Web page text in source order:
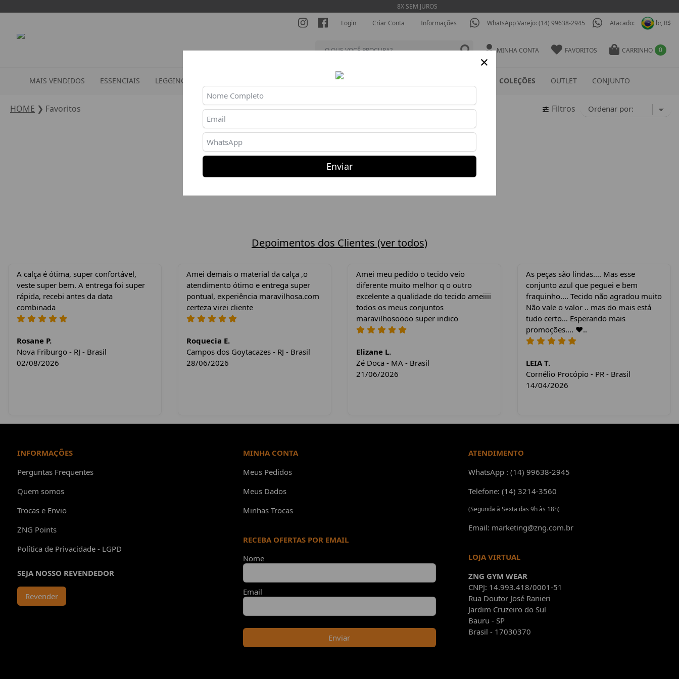
br, R$
Atacado:
WhatsApp Varejo: (14) 99638-2945
Informações
Criar Conta
Login
CARRINHO 0
FAVORITOS
MINHA CONTA
MAIS VENDIDOS ESSENCIAIS LEGGINGS BLUSAS COLEÇÕES OUTLET CONJUNTO
HOME ❯ Favoritos Filtros
Depoimentos dos Clientes (ver todos)
A calça é ótima, super confortável,
veste super bem. A entrega foi super
rápida, recebi antes da data
combinada
Rosane P.
Nova Friburgo - RJ - Brasil
02/08/2026
Amei demais o material da calça ,o
atendimento ótimo e entrega super
pontual, experiência maravilhosa.com
certeza virei cliente
Roquecia E.
Campos dos Goytacazes - RJ - Brasil
28/06/2026
Amei meu pedido o tecido veio
diferente muito melhor q o outro
excelente a qualidade do tecido ameiiii
todos os meus conjuntos
maravilhosoooo super indico
Elizane L.
Zé Doca - MA - Brasil
21/06/2026
As peças são lindas.... Mas esse
conjunto azul que peguei e bem
fraquinho.... Tecido não agradou muito
Não vale o valor .. mas do mais está
tudo certo... Esperando mais
promoções.... ❤️..
LEIA T.
Cornélio Procópio - PR - Brasil
14/04/2026
INFORMAÇÕES
Perguntas Frequentes
Quem somos
Trocas e Envio
ZNG Points
Política de Privacidade - LGPD
SEJA NOSSO REVENDEDOR
Revender
MINHA CONTA
Meus Pedidos
Meus Dados
Minhas Trocas
RECEBA OFERTAS POR EMAIL
Nome
Email
Enviar
ATENDIMENTO
WhatsApp : (14) 99638-2945
Telefone: (14) 3214-3560
(Segunda à Sexta das 9h às 18h)
Email: marketing@zng.com.br
LOJA VIRTUAL
ZNG GYM WEAR
CNPJ: 14.993.418/0001-51
Rua Doutor José Ranieri
Jardim Cruzeiro do Sul
Bauru - SP
Brasil - 17030370
×
Enviar